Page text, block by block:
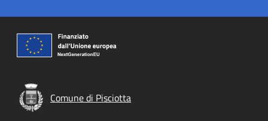
Comune di Pisciotta